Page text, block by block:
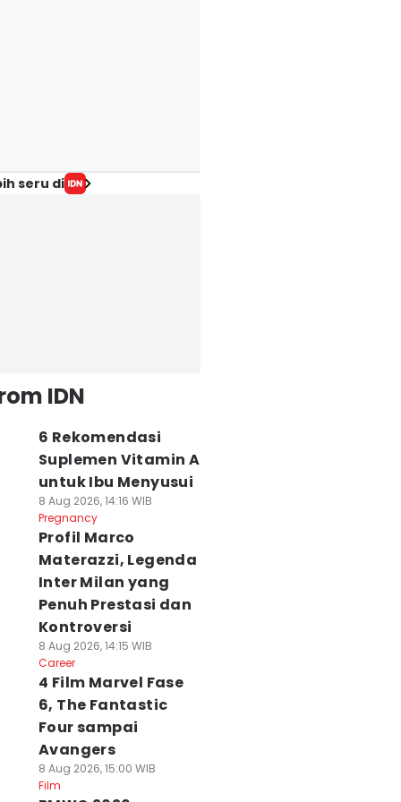
seru di
IDN
6 Rekomendasi
Suplemen Vitamin A
untuk Ibu Menyusui
8 Aug 2026, 14:16 WIB
Pregnancy
Profil Marco
Materazzi, Legenda
Inter Milan yang
Penuh Prestasi dan
Kontroversi
8 Aug 2026, 14:15 WIB
Career
4 Film Marvel Fase
6, The Fantastic
Four sampai
Avangers
8 Aug 2026, 15:00 WIB
Film